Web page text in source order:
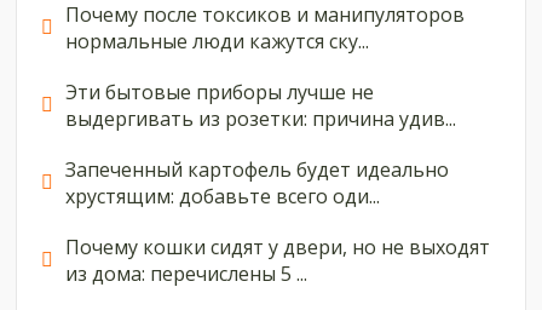
Почему после токсиков и манипуляторов
нормальные люди кажутся ску...
Эти бытовые приборы лучше не
выдергивать из розетки: причина удив...
Запеченный картофель будет идеально
хрустящим: добавьте всего оди...
Почему кошки сидят у двери, но не выходят
из дома: перечислены 5 ...